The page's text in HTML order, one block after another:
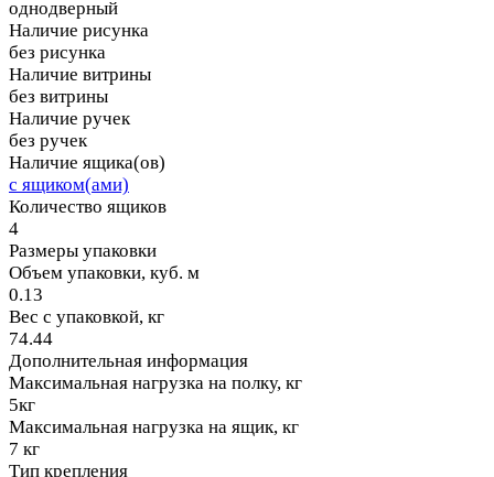
однодверный
Наличие рисунка
без рисунка
Наличие витрины
без витрины
Наличие ручек
без ручек
Наличие ящика(ов)
с ящиком(ами)
Количество ящиков
4
Размеры упаковки
Объем упаковки, куб. м
0.13
Вес с упаковкой, кг
74.44
Дополнительная информация
Максимальная нагрузка на полку, кг
5кг
Максимальная нагрузка на ящик, кг
7 кг
Тип крепления